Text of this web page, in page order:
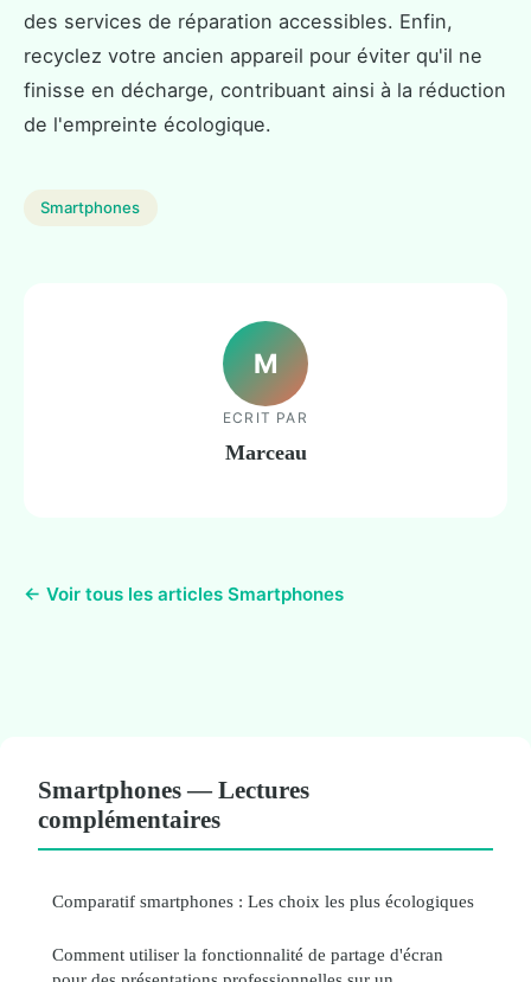
des services de réparation accessibles. Enfin,
recyclez votre ancien appareil pour éviter qu'il ne
finisse en décharge, contribuant ainsi à la réduction
de l'empreinte écologique.
Smartphones
M
ECRIT PAR
Marceau
← Voir tous les articles Smartphones
Smartphones — Lectures
complémentaires
Comparatif smartphones : Les choix les plus écologiques
Comment utiliser la fonctionnalité de partage d'écran